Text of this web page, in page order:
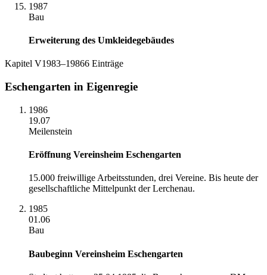
1987
Bau
Erweiterung des Umkleidegebäudes
Kapitel V1983–19866 Einträge
Eschengarten in Eigenregie
1986
19.07
Meilenstein
Eröffnung Vereinsheim Eschengarten
15.000 freiwillige Arbeitsstunden, drei Vereine. Bis heute der
gesellschaftliche Mittelpunkt der Lerchenau.
1985
01.06
Bau
Baubeginn Vereinsheim Eschengarten